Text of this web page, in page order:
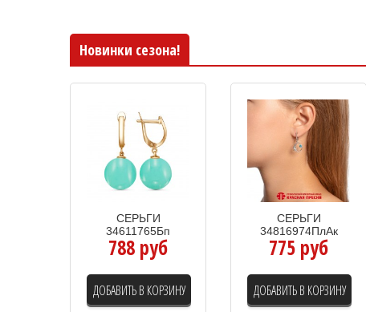
Новинки сезона!
СЕРЬГИ
34611765Бп
788 руб
ДОБАВИТЬ В КОРЗИНУ
СЕРЬГИ
34816974ПлАк
775 руб
ДОБАВИТЬ В КОРЗИНУ